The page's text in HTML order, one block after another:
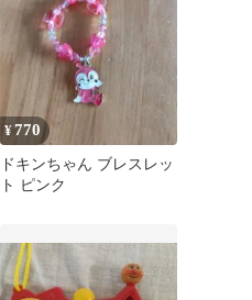
¥770
ドキンちゃん ブレスレッ
ト ピンク